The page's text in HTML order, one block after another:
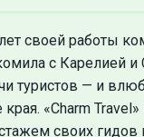
своей работы
с Карелией и
туристов — и
«Charm Travel»
своих гидов